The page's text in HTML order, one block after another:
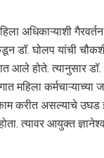
अधिकाऱ्याशी
डॉ. घोलप यांची
होते. त्यानुसार डॉ.
महिला
करीत असल्याचे
त्यावर आयुक्त